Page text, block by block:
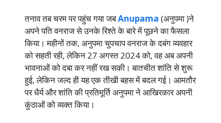
तनाव तब चरम पर पहुंच गया जबAnupama (अनुपमा )ने
अपने पति वनराज से उनके रिश्ते के बारे में पूछने का फैसला
किया। महीनों तक, अनुपमा चुपचाप वनराज के दबंग व्यवहार
को सहती रही, लेकिन 27 अगस्त 2024 को, वह अब अपनी
भावनाओं को दबा कर नहीं रख सकी। बातचीत शांति से शुरू
हुई, लेकिन जल्द ही यह एक तीखी बहस में बदल गई। आमतौर
पर धैर्य और शांति की प्रतिमूर्ति अनुपमा ने आखिरकार अपनी
कुंठाओं को व्यक्त किया।